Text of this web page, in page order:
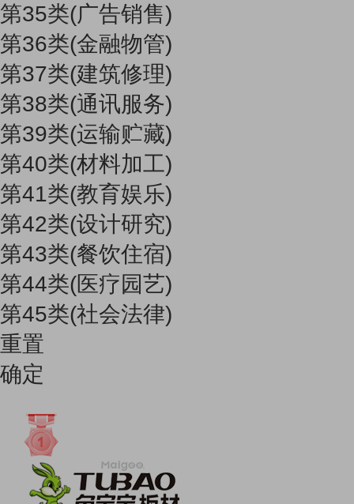
第35类(广告销售)
第36类(金融物管)
第37类(建筑修理)
第38类(通讯服务)
第39类(运输贮藏)
第40类(材料加工)
第41类(教育娱乐)
第42类(设计研究)
第43类(餐饮住宿)
第44类(医疗园艺)
第45类(社会法律)
重置
确定